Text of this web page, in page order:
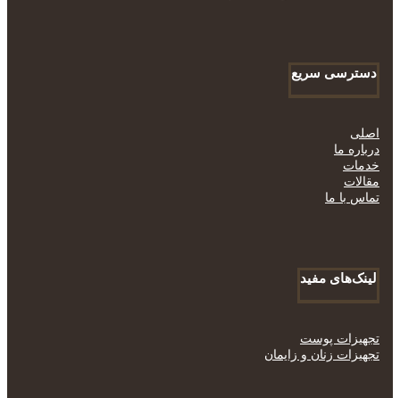
دسترسی سریع
اصلی
درباره ما
خدمات
مقالات
تماس با ما
لینک‌های مفید
تجهیزات پوست
تجهیزات زنان و زایمان